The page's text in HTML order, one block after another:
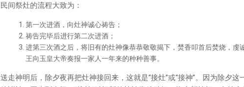
民间祭灶的流程大致为：
第一次进酒，向灶神诚心祷告；
祷告完毕后进行第二次进酒；
进第三次酒之后，将旧有的灶神像恭恭敬敬揭下，焚香叩首后焚烧，虔
王向玉皇大帝奏报一家人一年来的种种善事。
送走神明后，除夕夜再把灶神接回来，这就是“接灶”或“接神”。因为除夕